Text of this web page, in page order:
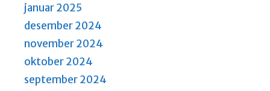
januar 2025
desember 2024
november 2024
oktober 2024
september 2024